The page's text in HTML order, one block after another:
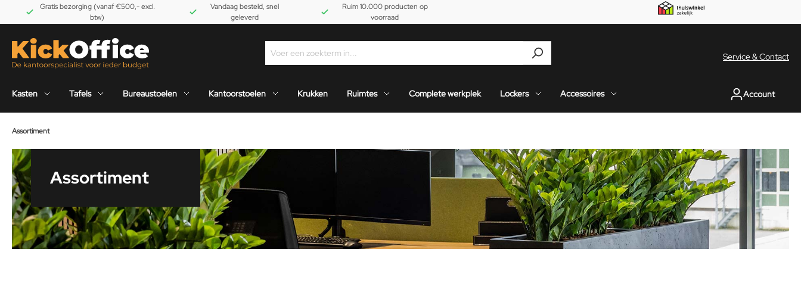
Gratis bezorging (vanaf €500,- excl.
btw)
Vandaag besteld, snel
geleverd
Ruim 10.000 producten op
voorraad
Service & Contact
Kasten Tafels Bureaustoelen Kantoorstoelen Krukken Ruimtes Complete werkplek Lockers Accessoires Account
Assortiment
Assortiment